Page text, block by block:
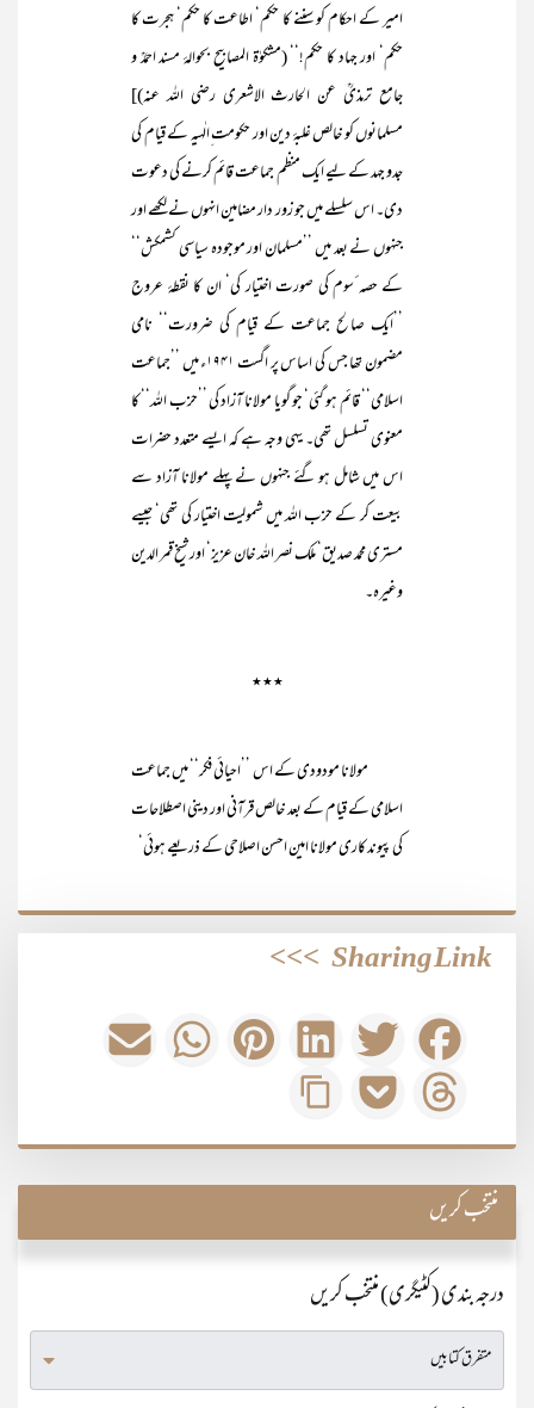
امیر کے احکام کو سننے کا حکم‘ اطاعت کا حکم‘ ہجرت کا
حکم‘ اور جہاد کا حکم!‘‘ (مشکوٰۃ المصابیح بحوالۂ مسند احمدؒ و
جامع ترمذیؒ عن الحارث الاشعری رضی اللہ عنہ)]
مسلمانوں کو خالص غلبۂ دین اور حکومت ِالٰہیہ کے قیام کی
جدو جہد کے لیے ایک منظم جماعت قائم کرنے کی دعوت
دی۔ اس سلسلے میں جو زور دار مضامین انہوں نے لکھے اور
جنہوں نے بعد میں ’’مسلمان اور موجودہ سیاسی کشمکش‘‘
کے حصہ ٔسوم کی صورت اختیار کی‘ ان کا نقطۂ عروج
’’ایک صالح جماعت کے قیام کی ضرورت‘‘ نامی
مضمون تھا جس کی اساس پر اگست ۱۹۴۱ء میں ’’جماعت
اسلامی‘‘ قائم ہو گئی‘ جو گویا مولانا آزاد کی ’’حزب اللہ‘‘ کا
معنوی تسلسل تھی۔ یہی وجہ ہے کہ ایسے متعدد حضرات
اس میں شامل ہو گئے جنہوں نے پہلے مولانا آزاد سے
بیعت کر کے حزب اللہ میں شمولیت اختیار کی تھی‘ جیسے
مستری محمد صدیق‘ ملک نصر اللہ خان عزیز‘ اور شیخ قمر الدین
وغیرہ۔
٭٭٭
مولانا مودودی کے اس ’’احیائی فکر‘‘ میں جماعت
اسلامی کے قیام کے بعد خالص قرآنی اور دینی اصطلاحات
کی پیوند کاری مولانا امین احسن اصلاحی کے ذریعے ہوئی‘
Sharing Link
>>>
منتخب کریں
درجہ بندی (کٹیگری) منتخب کریں